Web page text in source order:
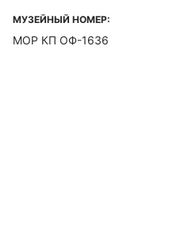
МУЗЕЙНЫЙ НОМЕР:
МОР КП ОФ-1636